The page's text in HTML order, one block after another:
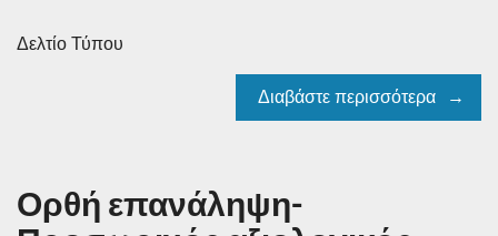
Δελτίο Τύπου
Διαβάστε περισσότερα
Ορθή επανάληψη-